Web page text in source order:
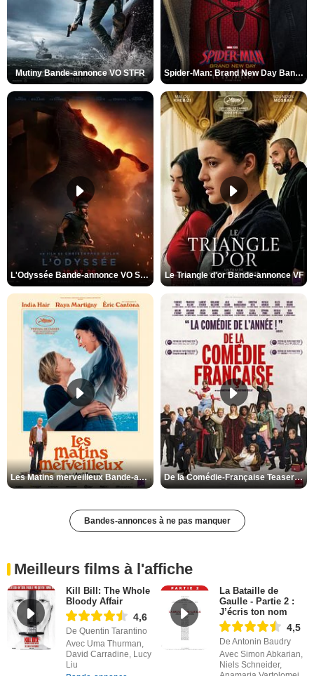
Mutiny Bande-annonce VO STFR Spider-Man: Brand New Day Bande-annonce VO STFR
L'Odyssée Bande-annonce VO STFR Le Triangle d'or Bande-annonce VF
Les Matins merveilleux Bande-annonce VF De la Comédie-Française Teaser VF
Bandes-annonces à ne pas manquer
Meilleurs films à l'affiche
Kill Bill: The Whole
Bloody Affair
4,6
De Quentin Tarantino
Avec Uma Thurman,
David Carradine, Lucy
Liu
La Bataille de
Gaulle - Partie 2 :
J’écris ton nom
4,5
De Antonin Baudry
Avec Simon Abkarian,
Niels Schneider,